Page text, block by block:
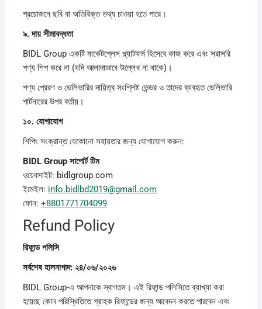
প্রয়োজনে ছবি বা অতিরিক্ত তথ্য চাওয়া হতে পারে।
৯.দায়সীমাবদ্ধতা
BIDL Group একটি মার্কেটপ্লেস প্ল্যাটফর্ম হিসেবে কাজ করে এবং সরাসরি
পণ্য শিপ করে না (যদি আলাদাভাবে উল্লেখ না থাকে)।
পণ্য প্রেরণ ও ডেলিভারির দায়িত্ব সংশ্লিষ্ট ভেন্ডর ও তাদের ব্যবহৃত ডেলিভারি
পার্টনারের উপর বর্তায়।
১০. যোগাযোগ
শিপিং সংক্রান্ত যেকোনো সহায়তার জন্য যোগাযোগ করুন:
BIDL Group সাপোর্টটিম
ওয়েবসাইট: bidlgroup.com
ইমেইল: info.bidlbd2019@gmail.com
ফোন: +8801771704099
Refund Policy
রিফান্ডপলিসি
সর্বশেষহালনাগাদ: ২৪/০৬/২০২৬
BIDL Group-এ আপনাকে স্বাগতম। এই রিফান্ড পলিসিতে ব্যাখ্যা করা
হয়েছে কোন পরিস্থিতিতে গ্রাহক রিফান্ডের জন্য আবেদন করতে পারবেন এবং